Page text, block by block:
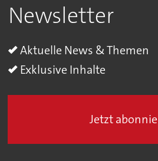
Newsletter
Aktuelle News & Themen
Exklusive Inhalte
Jetzt